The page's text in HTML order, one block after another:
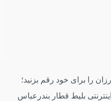
را برای خود رقم بزنید؛
بلیط قطار بندرعباس